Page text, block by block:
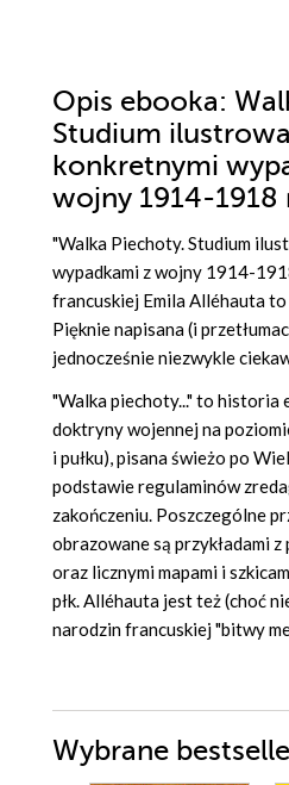
Opis ebooka:
Studium
konkretnymi
wojny 1914-1918
"Walka Piechoty. Studium
wypadkami z wojny 1914-
francuskiej Emila Alléhauta
Pięknie napisana (i
jednocześnie niezwykle
"Walka piechoty..." to historia
doktryny wojennej na
i pułku), pisana świeżo po
podstawie regulaminów
zakończeniu. Poszczególne
obrazowane są przykładami
oraz licznymi mapami i
płk. Alléhauta jest też (choć
narodzin francuskiej "bitwy
Wybrane